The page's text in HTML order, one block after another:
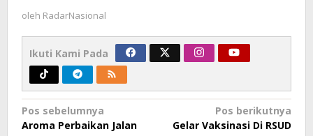
oleh RadarNasional
Ikuti Kami Pada
Navigasi
Pos sebelumnya
Aroma Perbaikan Jalan
Pos berikutnya
Gelar Vaksinasi Di RSUD